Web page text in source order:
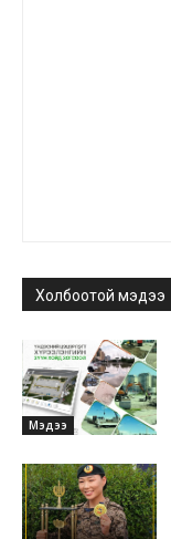
Холбоотой мэдээ
Мэдээ